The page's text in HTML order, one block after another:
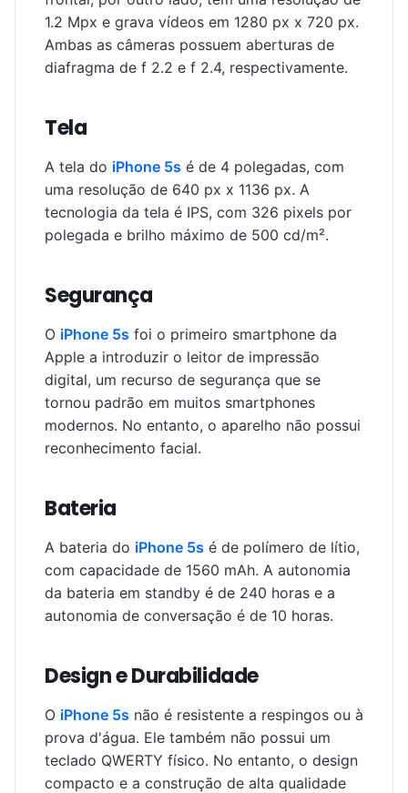
1.2 Mpx e grava vídeos em 1280 px x 720 px.
Ambas as câmeras possuem aberturas de
diafragma de f 2.2 e f 2.4, respectivamente.
Tela
A tela do iPhone 5s é de 4 polegadas, com
uma resolução de 640 px x 1136 px. A
tecnologia da tela é IPS, com 326 pixels por
polegada e brilho máximo de 500 cd/m².
Segurança
O iPhone 5s foi o primeiro smartphone da
Apple a introduzir o leitor de impressão
digital, um recurso de segurança que se
tornou padrão em muitos smartphones
modernos. No entanto, o aparelho não possui
reconhecimento facial.
Bateria
A bateria do iPhone 5s é de polímero de lítio,
com capacidade de 1560 mAh. A autonomia
da bateria em standby é de 240 horas e a
autonomia de conversação é de 10 horas.
Design e Durabilidade
O iPhone 5s não é resistente a respingos ou à
prova d'água. Ele também não possui um
teclado QWERTY físico. No entanto, o design
compacto e a construção de alta qualidade